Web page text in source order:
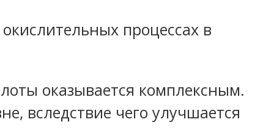
процессах в
оказывается комплексным.
вследствие чего улучшается